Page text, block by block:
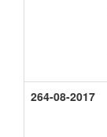
264-08-2017